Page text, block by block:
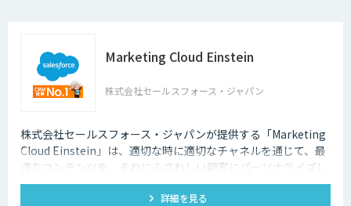
Marketing Cloud Einstein
株式会社セールスフォース・ジャパン
株式会社セールスフォース・ジャパンが提供する「Marketing
Cloud Einstein」は、適切な時に適切なチャネルを通じて、最
適なコンテンツを、それにふさわしい顧客にパーソナライズし
ます！
詳細を見る